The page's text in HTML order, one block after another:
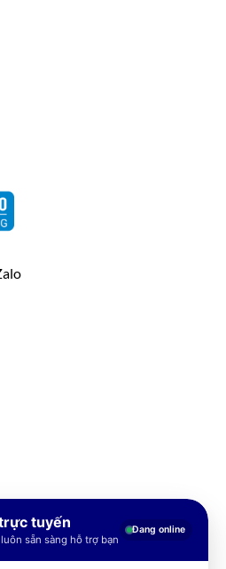
tuyến
sẵn sàng hỗ trợ bạn
Đang online